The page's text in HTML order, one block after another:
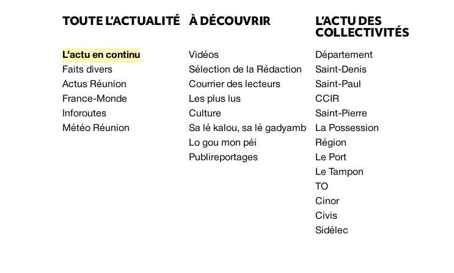
TOUTE L’ACTUALITÉ
L’actu en continu
Faits divers
Actus Réunion
France-Monde
Inforoutes
Météo Réunion
À DÉCOUVRIR
Vidéos
Sélection de la Rédaction
Courrier des lecteurs
Les plus lus
Culture
Sa lé kalou, sa lé gadyamb
Lo gou mon péi
Publireportages
L’ACTU DES
COLLECTIVITÉS
Département
Saint-Denis
Saint-Paul
CCIR
Saint-Pierre
La Possession
Région
Le Port
Le Tampon
TO
Cinor
Civis
Sidélec